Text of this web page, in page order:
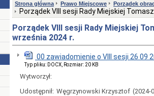
Strona główna Prawo Miejscowe Porządek
Porządek VIII sesji Rady Miejskiej
Porządek VIII sesji Rady Miejskiej
września 2024 r.
00 zawiadomienie o VIII sesji 26 09
Typ pliku: DOCX, Rozmiar: 20 KB
Wytworzył:
Udostępnił: Węgrzynowski Krzysztof (2024-